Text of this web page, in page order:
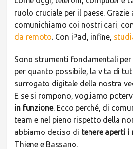
ruolo cruciale per il paese. Grazie
comunichiamo coi nostri cari;
da remoto. Con iPad, infine,
Sono strumenti fondamentali per
per quanto possibile, la vita di
surrogato digitale della nostra
E se si rompono, vogliamo
in funzione. Ecco perché, di
team e nel pieno rispetto della
abbiamo deciso di tenere aperti i
Thiene e Bassano.